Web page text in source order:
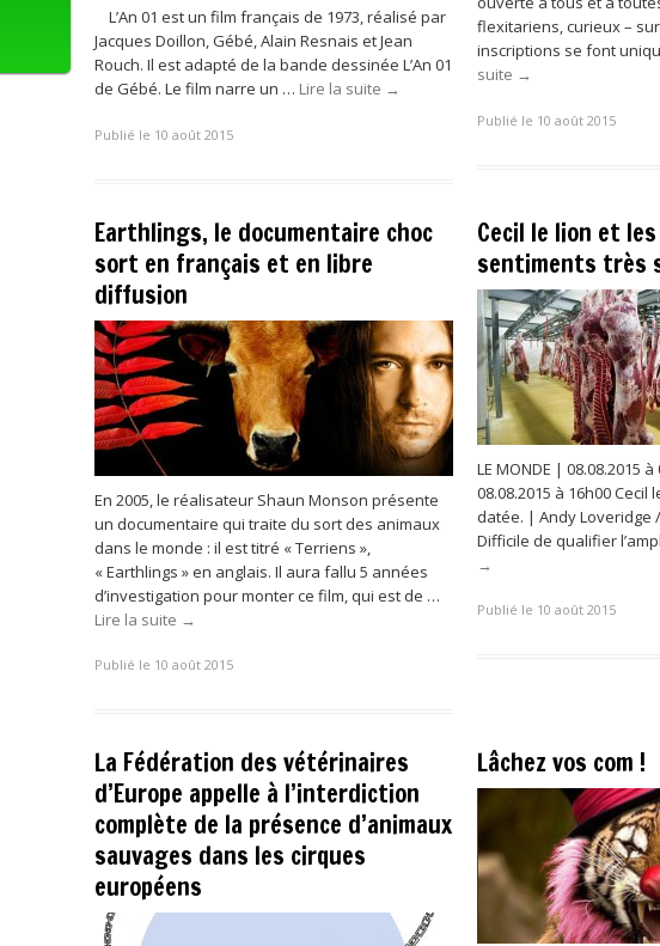
L’An 01 est un film français de 1973, réalisé par
Jacques Doillon, Gébé, Alain Resnais et Jean
Rouch. Il est adapté de la bande dessinée L’An 01
de Gébé. Le film narre un … Lire la suite →
Publié le 10 août 2015
flexitariens, curieux –
inscriptions se font
suite →
Publié le 10 août 2015
Earthlings, le documentaire choc
sort en français et en libre
diffusion
En 2005, le réalisateur Shaun Monson présente
un documentaire qui traite du sort des animaux
dans le monde : il est titré « Terriens »,
« Earthlings » en anglais. Il aura fallu 5 années
d’investigation pour monter ce film, qui est de …
Lire la suite →
Publié le 10 août 2015
Cecil le lion et
sentiments très
LE MONDE | 08.08.2015
08.08.2015 à 16h00
datée. | Andy Loveridge
Difficile de qualifier
→
Publié le 10 août 2015
La Fédération des vétérinaires
d’Europe appelle à l’interdiction
complète de la présence d’animaux
sauvages dans les cirques
européens
Lâchez vos com !